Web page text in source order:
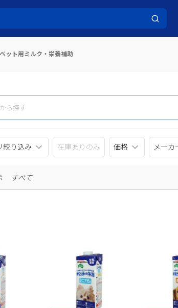
ペット用ミルク・栄養補助
絞り込み 在庫ありのみ 価格 メーカ
すべて